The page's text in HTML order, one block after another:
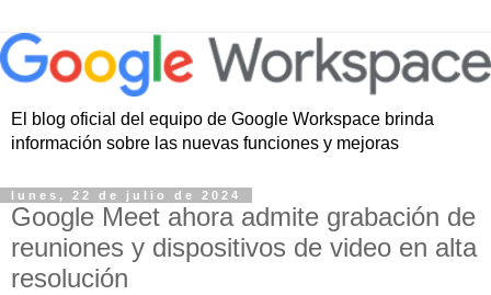
El blog oficial del equipo de Google Workspace brinda
información sobre las nuevas funciones y mejoras
lunes, 22 de julio de 2024
Google Meet ahora admite grabación de
reuniones y dispositivos de video en alta
resolución